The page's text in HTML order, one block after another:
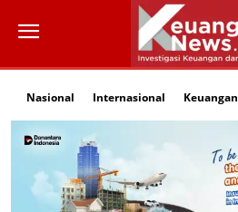
Nasional Internasional Keuangan